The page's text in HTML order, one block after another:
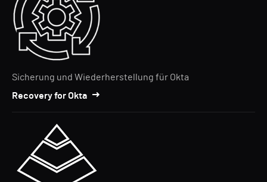
Sicherung und Wiederherstellung für Okta
Recovery for Okta